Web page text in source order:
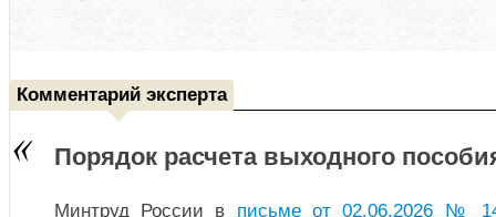
Комментарий эксперта
Порядок расчета выходного
Минтруд России в письме от 02.06.2026 №